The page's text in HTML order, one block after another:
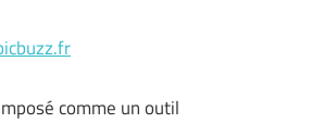
comme un outil